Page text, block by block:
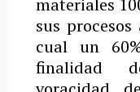
sus
cual un
finalidad